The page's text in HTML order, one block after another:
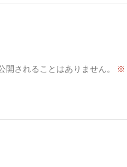
開されることはありません。 ※